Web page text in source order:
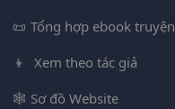
Tổng hợp ebook truyện
Xem theo tác giả
Sơ đồ Website